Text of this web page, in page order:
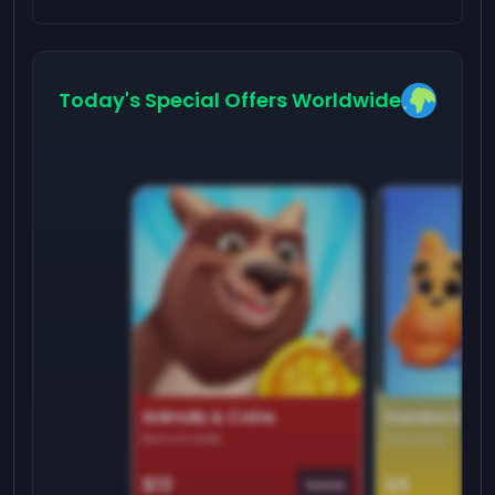
Today's Special Offers Worldwide
Animals & Coins
Earn on side
$13 Game
Domino
$9